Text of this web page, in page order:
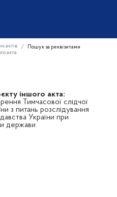
актів
Пошук за реквізитами
акта
іншого акта:
Тимчасової слідчої
з питань розслідування
України при
держави